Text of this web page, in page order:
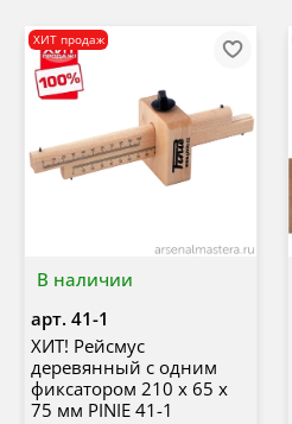
В наличии
ХИТ продаж
арт. 41-1
ХИТ! Рейсмус
деревянный с одним
фиксатором 210 х 65 х
75 мм PINIE 41-1